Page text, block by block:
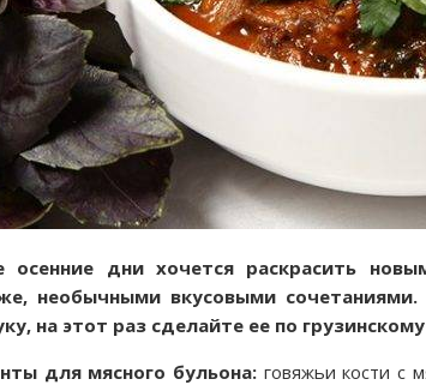
осенние дни хочется раскрасить
необычными вкусовыми
на этот раз сделайте ее по
для мясного бульона: говяжьи кости с